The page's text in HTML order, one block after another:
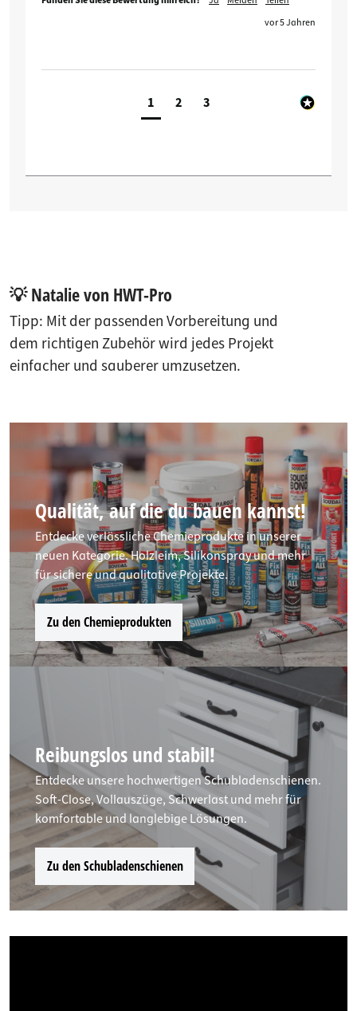
vor 5 Jahren
1 2 3
💡 Natalie von HWT-Pro
Tipp: Mit der passenden Vorbereitung und
dem richtigen Zubehör wird jedes Projekt
einfacher und sauberer umzusetzen.
Qualität, auf die du bauen kannst!
Entdecke verlässliche Chemieprodukte in unserer
neuen Kategorie. Holzleim, Silikonspray und mehr
für sichere und qualitative Projekte.
Zu den Chemieprodukten
Reibungslos und stabil!
Entdecke unsere hochwertigen Schubladenschienen.
Soft-Close, Vollauszüge, Schwerlast und mehr für
komfortable und langlebige Lösungen.
Zu den Schubladenschienen